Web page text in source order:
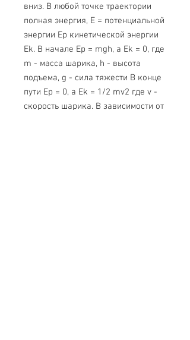
вниз. В любой точке траектории
полная энергия, Е = потенциальной
энергии Ep кинетической энергии
Ek. В начале Ep = mgh, а Ek = 0, где
m - масса шарика, h - высота
подъема, g - сила тяжести В конце
пути Ep = 0, а Ek = 1/2 mv2 где v -
скорость шарика. В зависимости от